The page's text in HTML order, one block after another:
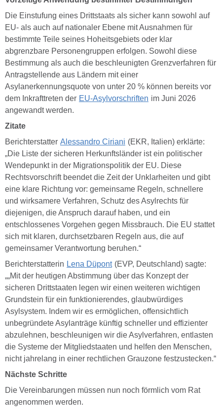
Die Einstufung eines Drittstaats als sicher kann sowohl auf
EU- als auch auf nationaler Ebene mit Ausnahmen für
bestimmte Teile seines Hoheitsgebiets oder klar
abgrenzbare Personengruppen erfolgen. Sowohl diese
Bestimmung als auch die beschleunigten Grenzverfahren für
Antragstellende aus Ländern mit einer
Asylanerkennungsquote von unter 20 % können bereits vor
dem Inkrafttreten der EU-Asylvorschriften im Juni 2026
angewandt werden.
Zitate
Berichterstatter Alessandro Ciriani (EKR, Italien) erklärte:
„Die Liste der sicheren Herkunftsländer ist ein politischer
Wendepunkt in der Migrationspolitik der EU. Diese
Rechtsvorschrift beendet die Zeit der Unklarheiten und gibt
eine klare Richtung vor: gemeinsame Regeln, schnellere
und wirksamere Verfahren, Schutz des Asylrechts für
diejenigen, die Anspruch darauf haben, und ein
entschlossenes Vorgehen gegen Missbrauch. Die EU stattet
sich mit klaren, durchsetzbaren Regeln aus, die auf
gemeinsamer Verantwortung beruhen.“
Berichterstatterin Lena Düpont (EVP, Deutschland) sagte:
„„Mit der heutigen Abstimmung über das Konzept der
sicheren Drittstaaten legen wir einen weiteren wichtigen
Grundstein für ein funktionierendes, glaubwürdiges
Asylsystem. Indem wir es ermöglichen, offensichtlich
unbegründete Asylanträge künftig schneller und effizienter
abzulehnen, beschleunigen wir die Asylverfahren, entlasten
die Systeme der Mitgliedstaaten und helfen den Menschen,
nicht jahrelang in einer rechtlichen Grauzone festzustecken.“
Nächste Schritte
Die Vereinbarungen müssen nun noch förmlich vom Rat
angenommen werden.